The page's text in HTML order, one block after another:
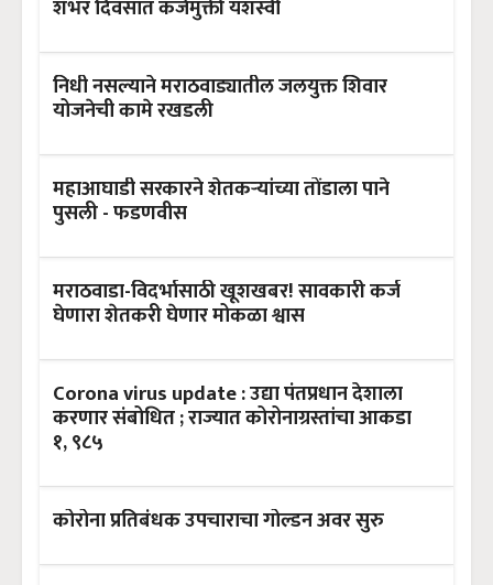
शंभर दिवसात कर्जमुक्ती यशस्वी
निधी नसल्याने मराठवाड्यातील जलयुक्त शिवार
योजनेची कामे रखडली
महाआघाडी सरकारने शेतकऱ्यांच्या तोंडाला पाने
पुसली - फडणवीस
मराठवाडा-विदर्भासाठी खूशखबर! सावकारी कर्ज
घेणारा शेतकरी घेणार मोकळा श्वास
Corona virus update : उद्या पंतप्रधान देशाला
करणार संबोधित ; राज्यात कोरोनाग्रस्तांचा आकडा
१, ९८५
कोरोना प्रतिबंधक उपचाराचा गोल्डन अवर सुरु